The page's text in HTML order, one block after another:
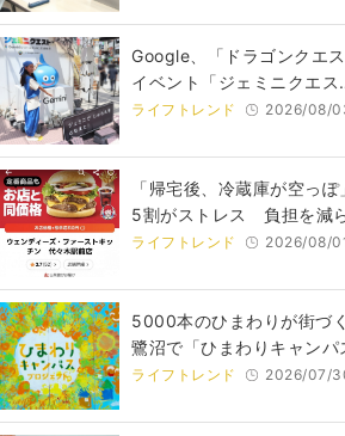
Google、「ドラゴンクエ
イベント「ジェミニクエ
ライフトレンド 2026/08/
「帰宅後、冷蔵庫が空っ
5割がストレス 負担を減
ライフトレンド 2026/08/
5000本のひまわりが街づ
鷺沼で「ひまわりキャン
ライフトレンド 2026/07/